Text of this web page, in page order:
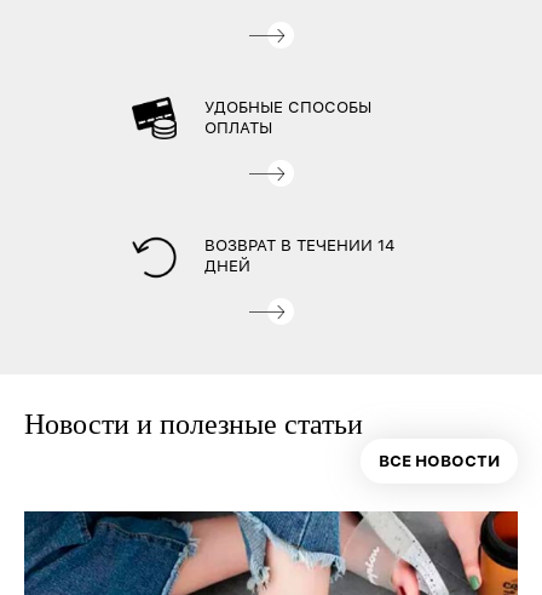
УДОБНЫЕ СПОСОБЫ
ОПЛАТЫ
ВОЗВРАТ В ТЕЧЕНИИ 14
ДНЕЙ
Новости и полезные статьи
ВСЕ НОВОСТИ